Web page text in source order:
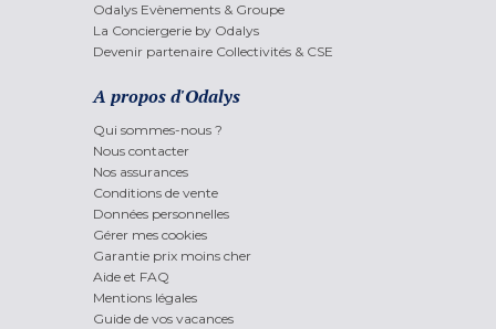
Odalys Evènements & Groupe
La Conciergerie by Odalys
Devenir partenaire Collectivités & CSE
A propos d'Odalys
Qui sommes-nous ?
Nous contacter
Nos assurances
Conditions de vente
Données personnelles
Gérer mes cookies
Garantie prix moins cher
Aide et FAQ
Mentions légales
Guide de vos vacances